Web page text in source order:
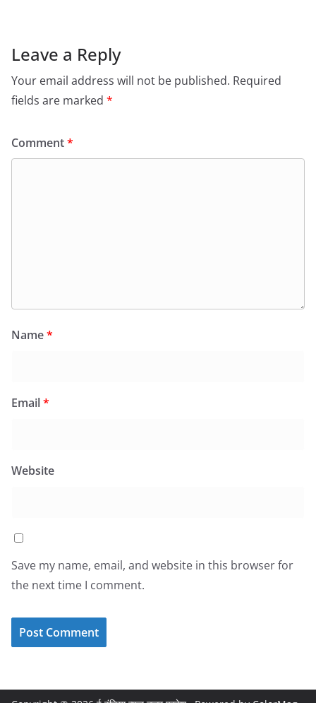
Leave a Reply
Your email address will not be published. Required
fields are marked *
Comment*
Name*
Email*
Website
Save my name, email, and website in this browser for
the next time I comment.